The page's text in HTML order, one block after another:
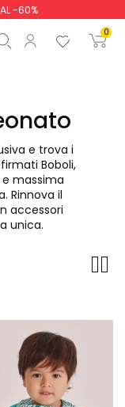
-60%
0
ordine
e trova i
firmati Boboli,
massima
Rinnova il
accessori
unica.